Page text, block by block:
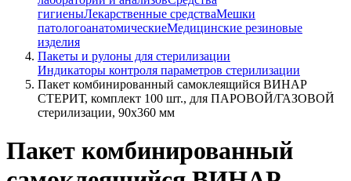
гигиеныЛекарственные средстваМешки
патологоанатомическиеМедицинские резиновые
изделия
Пакеты и рулоны для стерилизации
Индикаторы контроля параметров стерилизации
Пакет комбинированный самоклеящийся ВИНАР
СТЕРИТ, комплект 100 шт., для ПАРОВОЙ/ГАЗОВОЙ
стерилизации, 90х360 мм
Пакет комбинированный